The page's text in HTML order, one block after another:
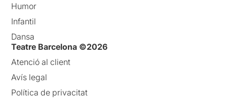
Humor
Infantil
Dansa
Teatre Barcelona ©2026
Atenció al client
Avís legal
Política de privacitat